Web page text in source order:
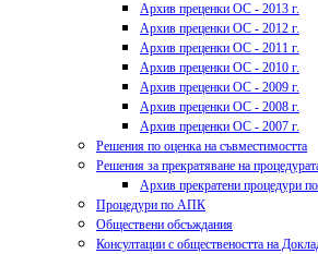
Архив преценки ОС - 2013 г.
Архив преценки ОС - 2012 г.
Архив преценки ОС - 2011 г.
Архив преценки ОС - 2010 г.
Архив преценки ОС - 2009 г.
Архив преценки ОС - 2008 г.
Архив преценки ОС - 2007 г.
Решения по оценка на съвместимостта
Решения за прекратяване на
Архив прекратени процедури
Процедури по АПК
Обществени обсъждания
Консултации с обществеността на